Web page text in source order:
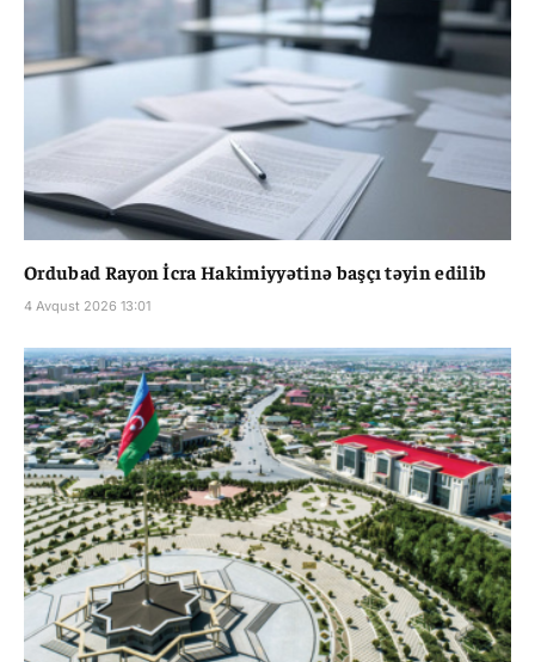
Ordubad Rayon İcra Hakimiyyətinə başçı təyin edilib
4 Avqust 2026 13:01